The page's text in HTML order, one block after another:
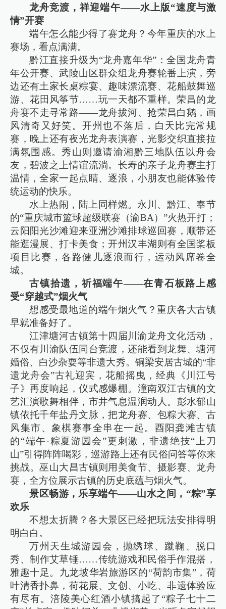
龙舟竞渡，祥迎端午——水上版“速度与激
情”开赛
端午怎么能少得了赛龙舟？今年重庆的水上
赛场，看点满满。
黔江直接升级为“龙舟嘉年华”：全国龙舟青
年公开赛、武陵山区群众组龙舟赛轮番上演，旁
边还有土家长桌粽宴、趣味漂流赛、花船鼓舞巡
游、花田风筝节……玩一天都不重样。荣昌的龙
舟赛不走寻常路——龙舟拔河、抢荣昌白鹅，画
风清奇又好笑。开州也不落后，白天比完常规
赛，晚上还有夜光龙舟表演赛，光影交织直接拉
满氛围感。秀山则邀请渝湘黔三地队伍以舟会
友，碧波之上情谊流淌。长寿的亲子龙舟赛主打
温情，全家一起点睛、逐浪，小朋友也能体验传
统运动的快乐。
水上热闹，陆上同样燃。永川、黔江、奉节
的“重庆城市篮球超级联赛（渝BA）”火热开打；
云阳阳光沙滩迎来亚洲沙滩排球巡回赛，顺带还
能逛漫展、打卡美食；开州汉丰湖则有全国桨板
项目比赛，各路健儿逐浪而行，运动风席卷全
城。
古镇拾遗，祈福端午——在青石板路上感
受“穿越式”烟火气
想感受最地道的端午烟火气？重庆各大古镇
早就准备好了。
江津塘河古镇第十四届川渝龙舟文化活动，
不仅有川渝队伍同台竞渡，还能看到龙舞、塘河
婚俗、白沙杂耍等非遗大秀。铜梁安居古城的“非
遗龙舟会”古礼迎宾，花船摇曳，经典《川江号
子》再度响起，仪式感爆棚。潼南双江古镇的文
艺汇演歌舞相伴，市井气息温润动人。彭水郁山
镇依托千年盐丹文脉，把龙舟赛、包粽大赛、古
风集市、象棋赛事全串在一起。酉阳龚滩古镇
的“端午·粽夏游园会”更刺激，非遗绝技“上刀
山”引得阵阵喝彩，巡游路上还有民俗问答等你来
挑战。巫山大昌古镇则用美食节、摄影赛、龙舟
赛，全方位展示古镇的历史底蕴与烟火气。
景区畅游，乐享端午——山水之间，“粽”享
欢乐
不想太折腾？各大景区已经把玩法安排得明
明白白。
万州天生城游园会，抛绣球、蹴鞠、脱口
秀、制作艾草锤……传统游戏和民俗手作混搭，
雅趣十足。九龙坡华岩旅游区的“荷韵市集”，荷
叶清香扑鼻，荷花展、文创、小吃、非遗体验应
有尽有。涪陵美心红酒小镇搞起了“粽子七十二